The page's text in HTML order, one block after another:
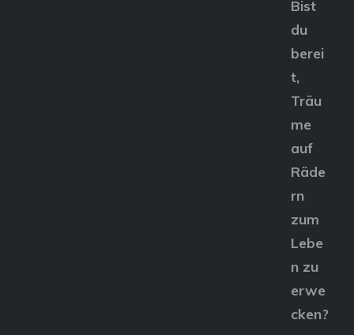
Bist
du
berei
t,
Träu
me
auf
Räde
rn
zum
Lebe
n zu
erwe
cken?